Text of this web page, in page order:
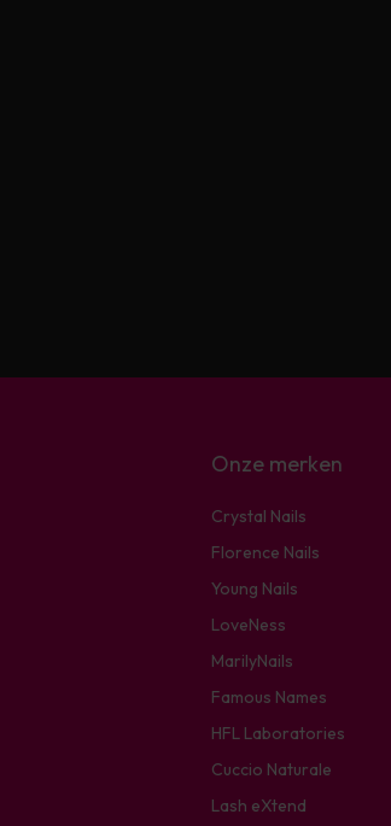
Onze merken
Crystal Nails
Florence Nails
Young Nails
LoveNess
MarilyNails
Famous Names
HFL Laboratories
Cuccio Naturale
Lash eXtend